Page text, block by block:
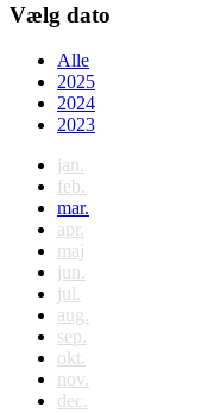
Vælg dato
Alle
2025
2024
2023
jan.
feb.
mar.
apr.
maj
jun.
jul.
aug.
sep.
okt.
nov.
dec.